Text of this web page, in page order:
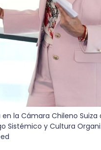
la Cámara Chileno
Sistémico y Cultura